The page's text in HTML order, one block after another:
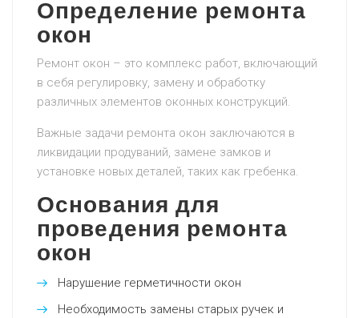
Определение ремонта
окон
Ремонт окон – это комплекс работ, включающий
в себя регулировку, замену и обработку
различных элементов оконных конструкций.
Важные задачи ремонта окон заключаются в
ликвидации продуваний, замене замков и
установке новых деталей, таких как гребенка.
Основания для
проведения ремонта
окон
Нарушение герметичности окон
Необходимость замены старых ручек и